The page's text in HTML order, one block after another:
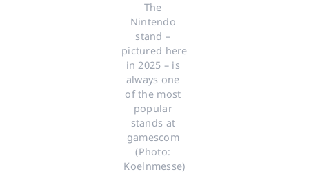
The
Nintendo
stand –
pictured here
in 2025 – is
always one
of the most
popular
stands at
gamescom
(Photo:
Koelnmesse)